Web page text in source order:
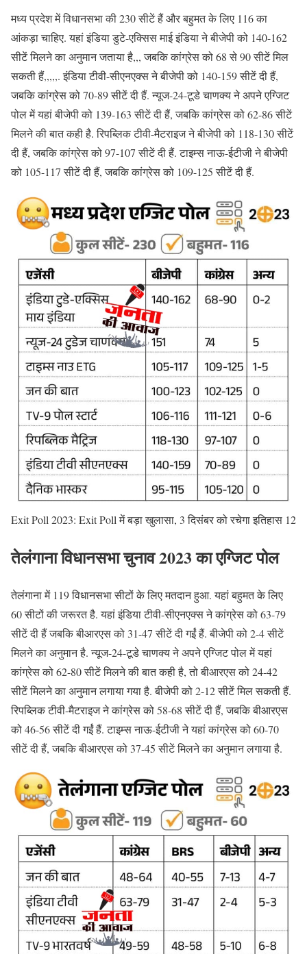
मध्य प्रदेश में विधानसभा की 230 सीटें हैं और बहुमत के लिए 116 का
आंकड़ा चाहिए. यहां इंडिया डुटे-एक्सिस माई इंडिया ने बीजेपी को 140-162
सीटें मिलने का अनुमान जताया है,,, जबकि कांग्रेस को 68 से 90 सीटें मिल
सकती हैं,,,,,. इंडिया टीवी-सीएनएक्स ने बीजेपी को 140-159 सीटें दी हैं,
जबकि कांग्रेस को 70-89 सीटें दी हैं. न्यूज-24-टूडे चाणक्य ने अपने एग्जिट
पोल में यहां बीजेपी को 139-163 सीटें दी हैं, जबकि कांग्रेस को 62-86 सीटें
मिलने की बात कही है. रिपब्लिक टीवी-मैटराइज ने बीजेपी को 118-130 सीटें
दी हैं, जबकि कांग्रेस को 97-107 सीटें दी हैं. टाइम्स नाऊ-ईटीजी ने बीजेपी
को 105-117 सीटें दी हैं, जबकि कांग्रेस को 109-125 सीटें दी हैं.
Exit Poll 2023: Exit Poll में बड़ा खुलासा, 3 दिसंबर को रचेगा इतिहास 12
तेलंगाना विधानसभा चुनाव 2023 का एग्जिट पोल
तेलंगाना में 119 विधानसभा सीटों के लिए मतदान हुआ. यहां बहुमत के लिए
60 सीटों की जरूरत है. यहां इंडिया टीवी-सीएनएक्स ने कांग्रेस को 63-79
सीटें दी हैं जबकि बीआरएस को 31-47 सीटें दी गईं हैं. बीजेपी को 2-4 सीटें
मिलने का अनुमान है. न्यूज-24-टूडे चाणक्य ने अपने एग्जिट पोल में यहां
कांग्रेस को 62-80 सीटें मिलने की बात कही है, तो बीआरएस को 24-42
सीटें मिलने का अनुमान लगाया गया है. बीजेपी को 2-12 सीटें मिल सकती हैं.
रिपब्लिक टीवी-मैटराइज ने कांग्रेस को 58-68 सीटें दी हैं, जबकि बीआरएस
को 46-56 सीटें दी गईं हैं. टाइम्स नाऊ-ईटीजी ने यहां कांग्रेस को 60-70
सीटें दी हैं, जबकि बीआरएस को 37-45 सीटें मिलने का अनुमान लगाया है.